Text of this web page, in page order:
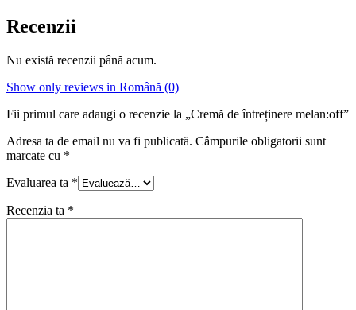
Recenzii
Nu există recenzii până acum.
Show only reviews in Română (0)
Fii primul care adaugi o recenzie la „Cremă de întreținere melan:off”
Adresa ta de email nu va fi publicată. Câmpurile obligatorii sunt
marcate cu *
Evaluarea ta *
Recenzia ta *